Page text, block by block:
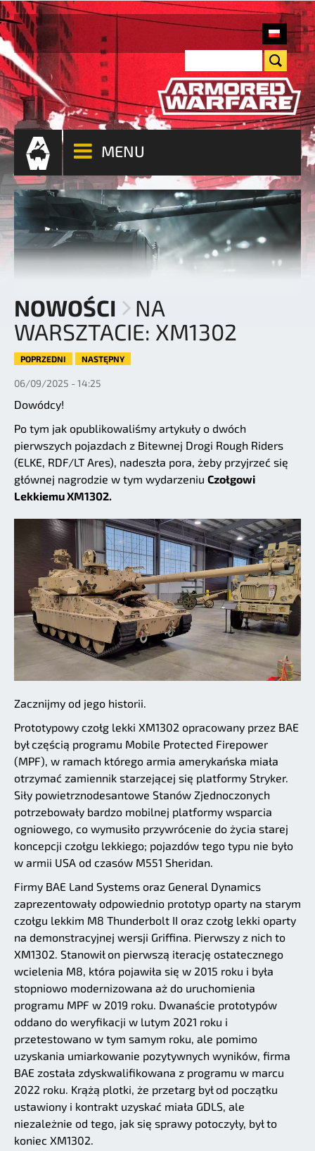
MENU
NOWOŚCI
NA
WARSZTACIE: XM1302
POPRZEDNI NASTĘPNY
06/09/2025 - 14:25
Dowódcy!
Po tym jak opublikowaliśmy artykuły o dwóch
pierwszych pojazdach z Bitewnej Drogi Rough Riders
(ELKE, RDF/LT Ares), nadeszła pora, żeby przyjrzeć się
głównej nagrodzie w tym wydarzeniu Czołgowi
Lekkiemu XM1302.
Zacznijmy od jego historii.
Prototypowy czołg lekki XM1302 opracowany przez BAE
był częścią programu Mobile Protected Firepower
(MPF), w ramach którego armia amerykańska miała
otrzymać zamiennik starzejącej się platformy Stryker.
Siły powietrznodesantowe Stanów Zjednoczonych
potrzebowały bardzo mobilnej platformy wsparcia
ogniowego, co wymusiło przywrócenie do życia starej
koncepcji czołgu lekkiego; pojazdów tego typu nie było
w armii USA od czasów M551 Sheridan.
Firmy BAE Land Systems oraz General Dynamics
zaprezentowały odpowiednio prototyp oparty na starym
czołgu lekkim M8 Thunderbolt II oraz czołg lekki oparty
na demonstracyjnej wersji Griffina. Pierwszy z nich to
XM1302. Stanowił on pierwszą iterację ostatecznego
wcielenia M8, która pojawiła się w 2015 roku i była
stopniowo modernizowana aż do uruchomienia
programu MPF w 2019 roku. Dwanaście prototypów
oddano do weryfikacji w lutym 2021 roku i
przetestowano w tym samym roku, ale pomimo
uzyskania umiarkowanie pozytywnych wyników, firma
BAE została zdyskwalifikowana z programu w marcu
2022 roku. Krążą plotki, że przetarg był od początku
ustawiony i kontrakt uzyskać miała GDLS, ale
niezależnie od tego, jak się sprawy potoczyły, był to
koniec XM1302.